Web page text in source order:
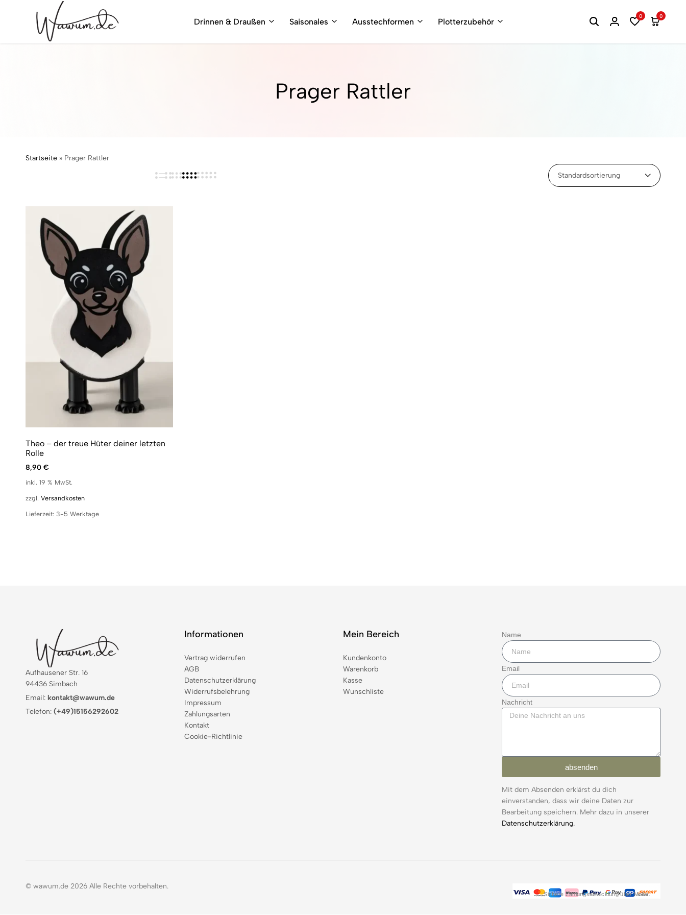
Drinnen & Draußen Saisonales Ausstechformen Plotterzubehör
0 0
Prager Rattler
Startseite » Prager Rattler
Standardsortierung
Theo – der treue Hüter deiner letzten
Rolle
8,90 €
inkl. 19 % MwSt.
zzgl. Versandkosten
Lieferzeit: 3-5 Werktage
Aufhausener Str. 16
94436 Simbach
Email: kontakt@wawum.de
Telefon: (+49)15156292602
Informationen
Vertrag widerrufen
AGB
Datenschutzerklärung
Widerrufsbelehrung
Impressum
Zahlungsarten
Kontakt
Cookie-Richtlinie
Mein Bereich
Kundenkonto
Warenkorb
Kasse
Wunschliste
Name
Email
Nachricht
absenden
Mit dem Absenden erklärst du dich
einverstanden, dass wir deine Daten zur
Bearbeitung speichern. Mehr dazu in unserer
Datenschutzerklärung.
© wawum.de 2026 Alle Rechte vorbehalten.
Sichere Zahlungsabwicklung über Mollie.